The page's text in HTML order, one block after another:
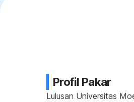
Profil Pakar
Lulusan Universitas